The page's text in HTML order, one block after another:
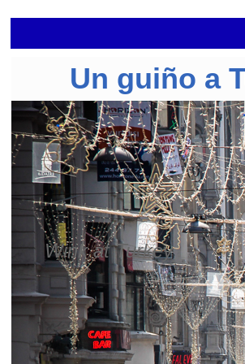
Un guiño a
Wink at Turkey